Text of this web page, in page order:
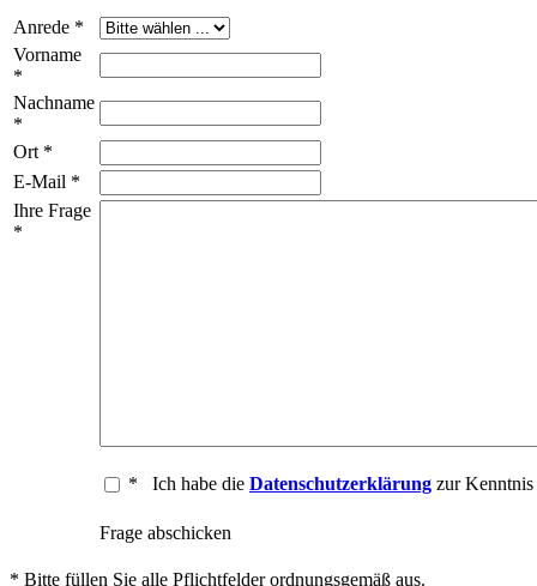
Anrede *
Vorname
*
Nachname
*
Ort *
E-Mail *
Ihre Frage
*
* Ich habe die Datenschutzerklärung zur Kenntnis
Frage abschicken
* Bitte füllen Sie alle Pflichtfelder ordnungsgemäß aus.